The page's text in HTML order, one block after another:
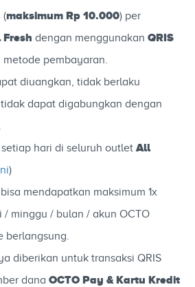
(maksimum Rp 10.000) per
dengan menggunakan QRIS
metode pembayaran.
diuangkan, tidak berlaku
dapat digabungkan dengan
hari di seluruh outlet All
)
mendapatkan maksimum 1x
/ minggu / bulan / akun OCTO
berlangsung.
diberikan untuk transaksi QRIS
dana OCTO Pay & Kartu Kredit